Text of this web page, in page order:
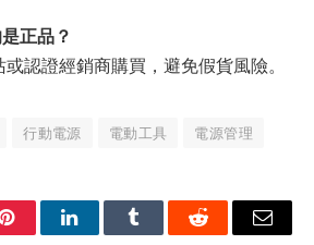
正品？
認證經銷商購買，避免假貨風險。
行動電源 電動工具 電源管理
PinterestLinkedInTumblr Reddit Email